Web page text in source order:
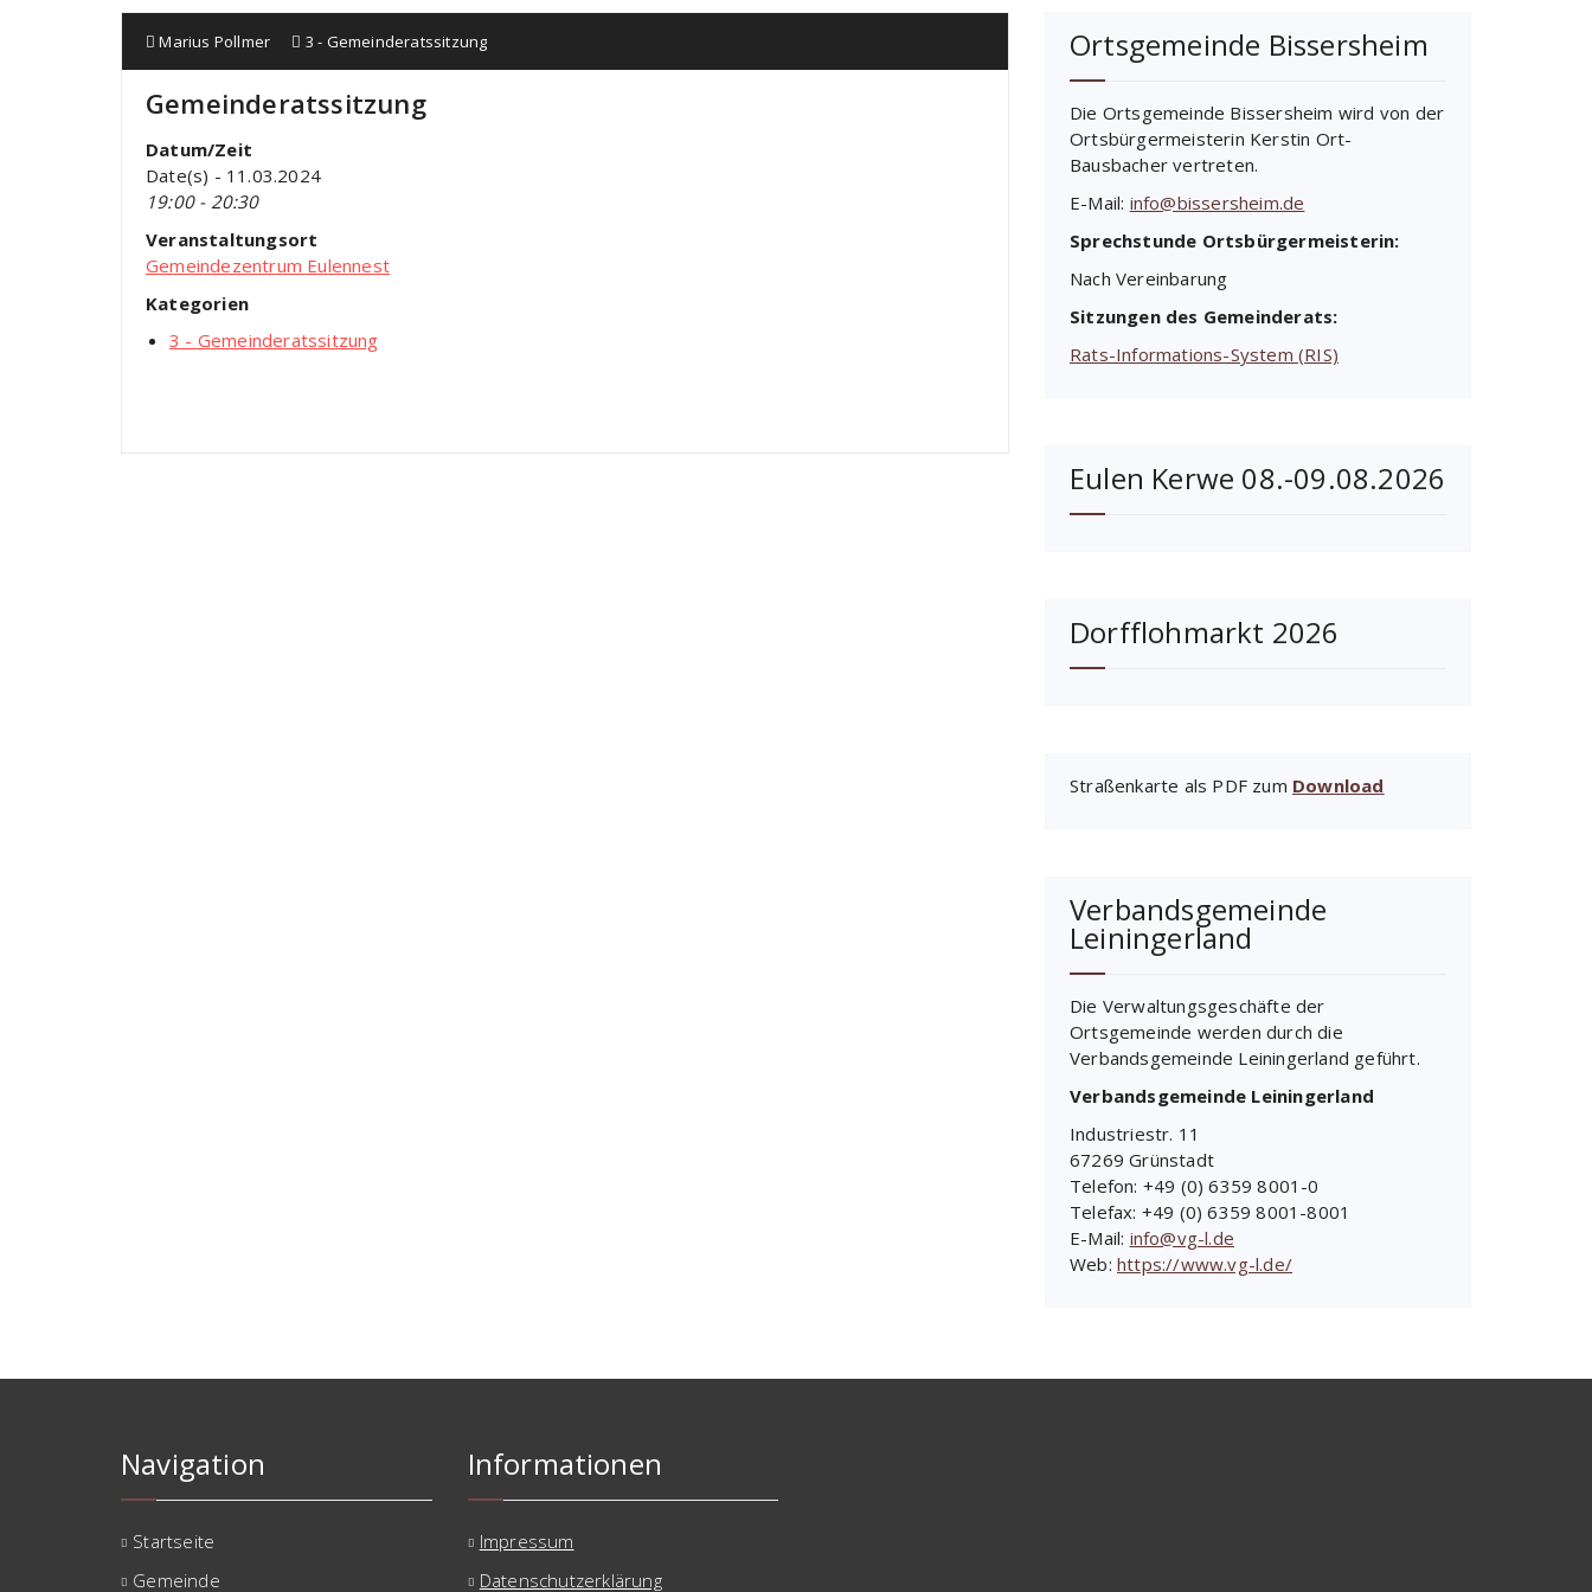
Marius Pollmer 3 - Gemeinderatssitzung
Gemeinderatssitzung
Datum/Zeit
Date(s) - 11.03.2024
19:00 - 20:30
Veranstaltungsort
Gemeindezentrum Eulennest
Kategorien
3 - Gemeinderatssitzung
Ortsgemeinde Bissersheim
Die Ortsgemeinde Bissersheim wird von der
Ortsbürgermeisterin Kerstin Ort-
Bausbacher vertreten.
E-Mail: info@bissersheim.de
Sprechstunde Ortsbürgermeisterin:
Nach Vereinbarung
Sitzungen des Gemeinderats:
Rats-Informations-System (RIS)
Eulen Kerwe 08.-09.08.2026
Dorfflohmarkt 2026
Straßenkarte als PDF zum Download
Verbandsgemeinde
Leiningerland
Die Verwaltungsgeschäfte der
Ortsgemeinde werden durch die
Verbandsgemeinde Leiningerland geführt.
Verbandsgemeinde Leiningerland
Industriestr. 11
67269 Grünstadt
Telefon: +49 (0) 6359 8001-0
Telefax: +49 (0) 6359 8001-8001
E-Mail: info@vg-l.de
Web: https://www.vg-l.de/
Navigation
Startseite
Gemeinde
Informationen
Impressum
Datenschutzerklärung